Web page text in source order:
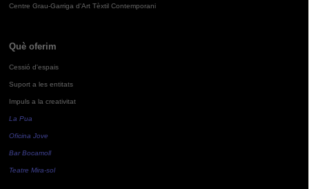
Centre Grau-Garriga d'Art Tèxtil Contemporani
Què oferim
Cessió d'espais
Suport a les entitats
Impuls a la creativitat
La Pua
Oficina Jove
Bar Bocamoll
Teatre Mira-sol